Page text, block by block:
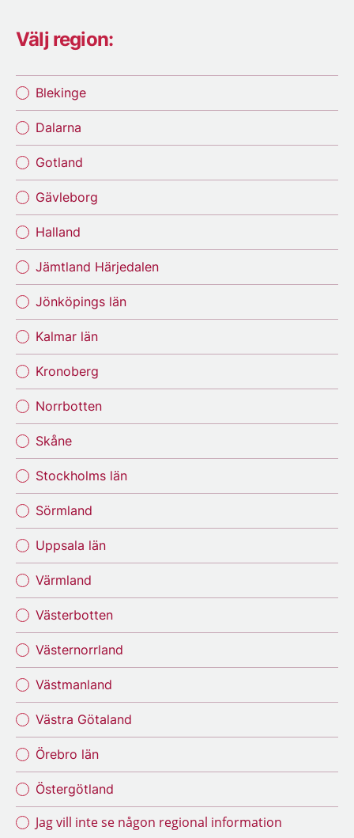
Välj region:
Blekinge
Dalarna
Gotland
Gävleborg
Halland
Jämtland Härjedalen
Jönköpings län
Kalmar län
Kronoberg
Norrbotten
Skåne
Stockholms län
Sörmland
Uppsala län
Värmland
Västerbotten
Västernorrland
Västmanland
Västra Götaland
Örebro län
Östergötland
Jag vill inte se någon regional information